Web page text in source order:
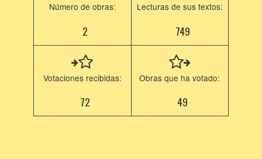
Número de obras:
2
Lecturas de sus textos:
749
Votaciones recibidas:
72
Obras que ha votado:
49